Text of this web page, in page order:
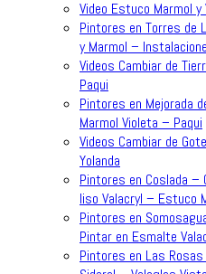
Video Estuco Marmol
Pintores en Torres de
y Marmol –
Videos Cambiar de
Paqui
Pintores en Mejorada
Marmol Violeta – Paqui
Videos Cambiar de
Yolanda
Pintores en Coslada –
liso Valacryl – Estuco
Pintores en
Pintar en Esmalte
Pintores en Las